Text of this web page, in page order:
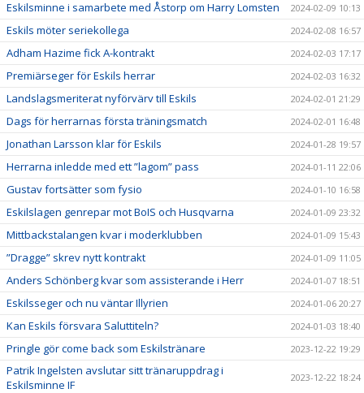
Eskilsminne i samarbete med Åstorp om Harry Lomsten 2024-02-09 10:13
Eskils möter seriekollega 2024-02-08 16:57
Adham Hazime fick A-kontrakt 2024-02-03 17:17
Premiärseger för Eskils herrar 2024-02-03 16:32
Landslagsmeriterat nyförvärv till Eskils 2024-02-01 21:29
Dags för herrarnas första träningsmatch 2024-02-01 16:48
Jonathan Larsson klar för Eskils 2024-01-28 19:57
Herrarna inledde med ett ”lagom” pass 2024-01-11 22:06
Gustav fortsätter som fysio 2024-01-10 16:58
Eskilslagen genrepar mot BoIS och Husqvarna 2024-01-09 23:32
Mittbackstalangen kvar i moderklubben 2024-01-09 15:43
”Dragge” skrev nytt kontrakt 2024-01-09 11:05
Anders Schönberg kvar som assisterande i Herr 2024-01-07 18:51
Eskilsseger och nu väntar Illyrien 2024-01-06 20:27
Kan Eskils försvara Saluttiteln? 2024-01-03 18:40
Pringle gör come back som Eskilstränare 2023-12-22 19:29
Patrik Ingelsten avslutar sitt tränaruppdrag i
Eskilsminne IF
2023-12-22 18:24